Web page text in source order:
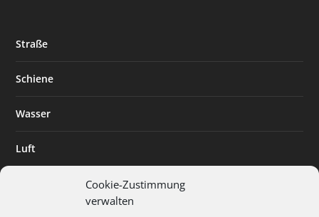
Cookie-Zustimmung
verwalten
Straße
Schiene
Wasser
Luft